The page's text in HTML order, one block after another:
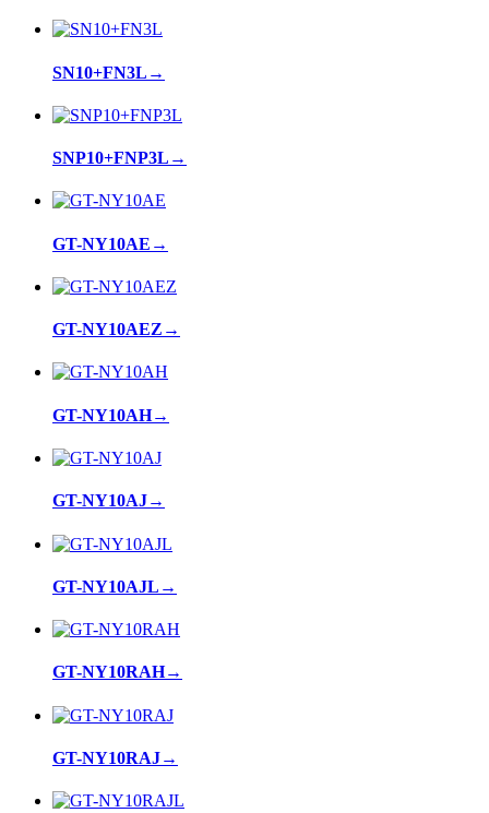
SN10+FN3L →
SNP10+FNP3L →
GT-NY10AE →
GT-NY10AEZ →
GT-NY10AH→
GT-NY10AJ→
GT-NY10AJL →
GT-NY10RAH→
GT-NY10RAJ→